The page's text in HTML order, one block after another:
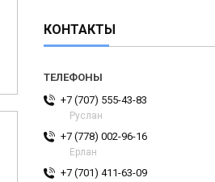
КОНТАКТЫ
+7 (707) 555-43-83
Руслан
+7 (778) 002-96-16
Ерлан
+7 (701) 411-63-09